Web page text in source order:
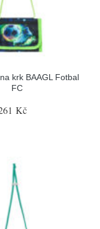
krk BAAGL Fotbal
FC
Kč